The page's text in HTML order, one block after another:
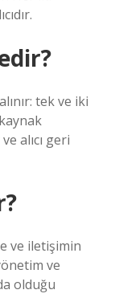
tek ve iki
alıcı geri
ve iletişimin
ve
olduğu